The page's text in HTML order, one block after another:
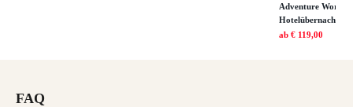
Adventure World
Hotelübernachtung
ab € 119,00
FAQ